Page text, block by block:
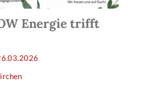
Energie trifft